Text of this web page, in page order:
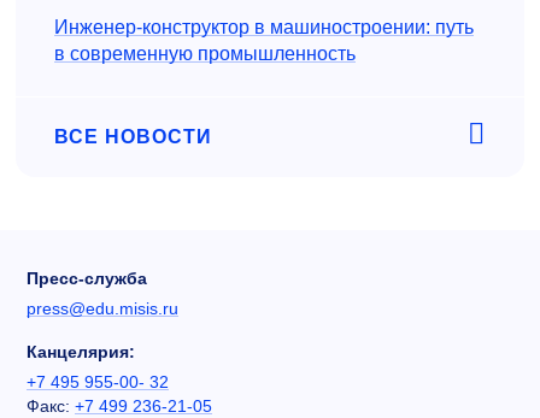
Инженер‑конструктор в машиностроении: путь
в современную промышленность
ВСЕ НОВОСТИ
Пресс-служба
press@edu.misis.ru
Канцелярия:
+7 495 955-00- 32
Факс: +7 499 236-21-05